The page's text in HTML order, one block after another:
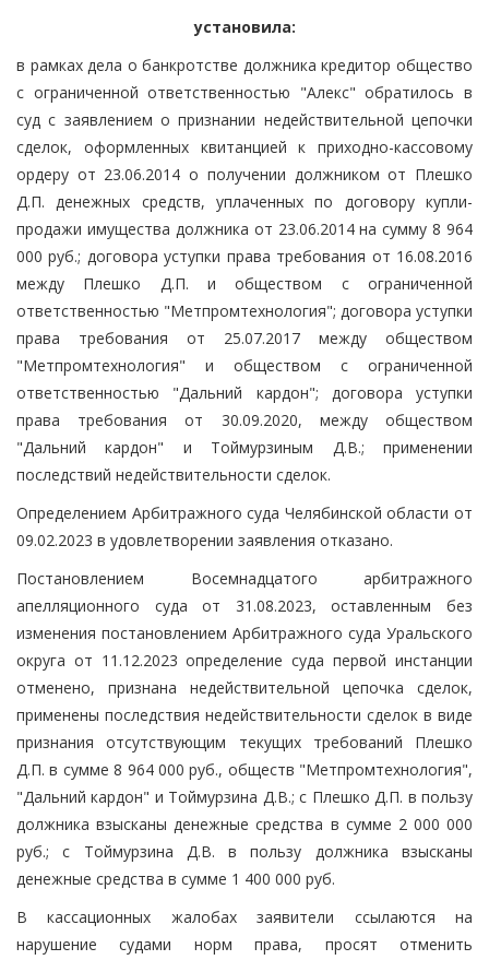
установила:
в рамках дела о банкротстве должника кредитор общество
с ограниченной ответственностью "Алекс" обратилось в
суд с заявлением о признании недействительной цепочки
сделок, оформленных квитанцией к приходно-кассовому
ордеру от 23.06.2014 о получении должником от Плешко
Д.П. денежных средств, уплаченных по договору купли-
продажи имущества должника от 23.06.2014 на сумму 8 964
000 руб.; договора уступки права требования от 16.08.2016
между Плешко Д.П. и обществом с ограниченной
ответственностью "Метпромтехнология"; договора уступки
права требования от 25.07.2017 между обществом
"Метпромтехнология" и обществом с ограниченной
ответственностью "Дальний кардон"; договора уступки
права требования от 30.09.2020, между обществом
"Дальний кардон" и Тоймурзиным Д.В.; применении
последствий недействительности сделок.
Определением Арбитражного суда Челябинской области от
09.02.2023 в удовлетворении заявления отказано.
Постановлением Восемнадцатого арбитражного
апелляционного суда от 31.08.2023, оставленным без
изменения постановлением Арбитражного суда Уральского
округа от 11.12.2023 определение суда первой инстанции
отменено, признана недействительной цепочка сделок,
применены последствия недействительности сделок в виде
признания отсутствующим текущих требований Плешко
Д.П. в сумме 8 964 000 руб., обществ "Метпромтехнология",
"Дальний кардон" и Тоймурзина Д.В.; с Плешко Д.П. в пользу
должника взысканы денежные средства в сумме 2 000 000
руб.; с Тоймурзина Д.В. в пользу должника взысканы
денежные средства в сумме 1 400 000 руб.
В кассационных жалобах заявители ссылаются на
нарушение судами норм права, просят отменить